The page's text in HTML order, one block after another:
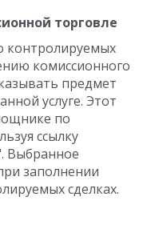
торговле
контролируемых
комиссионного
предмет
услуге. Этот
по
ссылку
Выбранное
заполнении
сделках.